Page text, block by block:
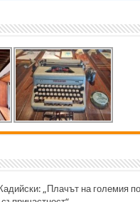
„Плачът на големия